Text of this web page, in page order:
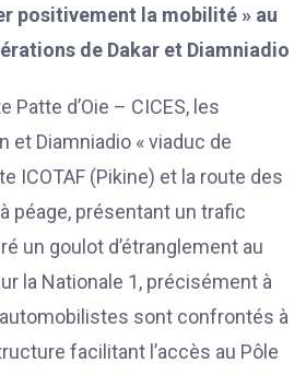
positivement la mobilité » au
de Dakar et Diamniadio
Patte d’Oie – CICES, les
et Diamniadio « viaduc de
ICOTAF (Pikine) et la route des
péage, présentant un trafic
un goulot d’étranglement au
la Nationale 1, précisément à
sont confrontés à
facilitant l’accès au Pôle